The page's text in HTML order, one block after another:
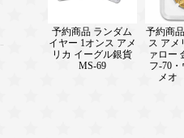
予約商品 ランダム
イヤー 1オンス アメ
リカ イーグル銀貨
MS-69
予約商
ス アメ
ァロー
フ-70
メオ